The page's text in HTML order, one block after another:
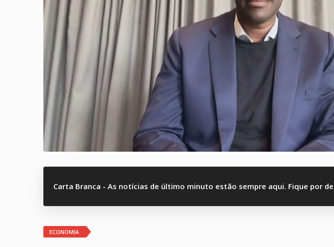
Carta Branca - As notícias de último minuto estão sempre aqui. Fique por
ECONOMIA